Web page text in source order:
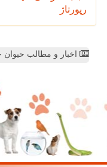
رپورتاژ
اخبار و مطالب حیوان